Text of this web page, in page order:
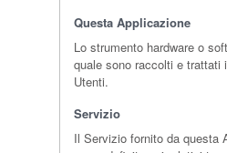
Questa Applicazione
Lo strumento hardware o
quale sono raccolti e trattati
Utenti.
Servizio
Il Servizio fornito da questa